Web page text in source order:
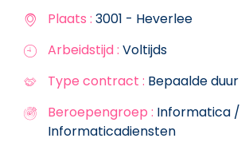
Plaats : 3001 - Heverlee
Arbeidstijd : Voltijds
Type contract : Bepaalde duur
Beroepengroep : Informatica /
Informaticadiensten